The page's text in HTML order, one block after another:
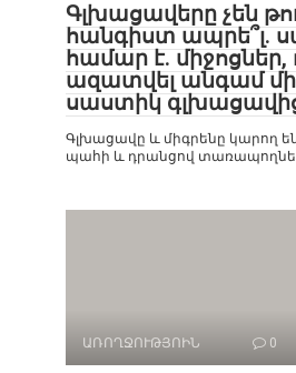
Գլխացավերը չեն
հանգիստ ապրե՞լ.
համար է. միջոցներ,
ազատվել անգամ
սաստիկ
Գլխացավը և միգրենը կարող
պահի և դրանցով
ԱՌՈՂՋՈՒԹՅՈԻՆ 0